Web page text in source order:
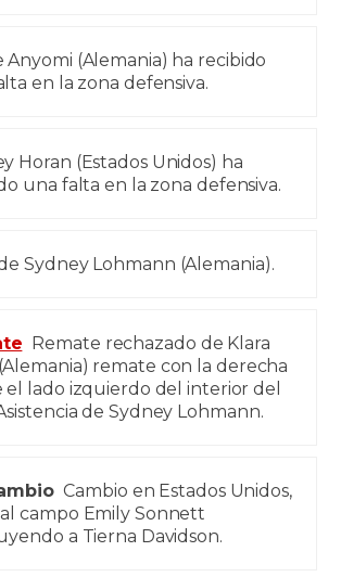
Anyomi (Alemania) ha recibido
en la zona defensiva.
Horan (Estados Unidos) ha
una falta en la zona defensiva.
Sydney Lohmann (Alemania).
Remate rechazado de Klara
remate con la derecha
el lado izquierdo del interior del
de Sydney Lohmann.
Cambio en Estados Unidos,
campo Emily Sonnett
a Tierna Davidson.